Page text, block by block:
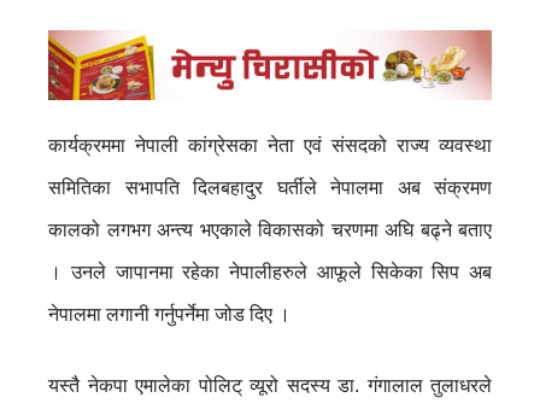
कार्यक्रममा नेपाली कांग्रेसका नेता एवं संसदको राज्य व्यवस्था
समितिका सभापति दिलबहादुर घर्तीले नेपालमा अब संक्रमण
कालको लगभग अन्त्य भएकाले विकासको चरणमा अघि बढ्ने बताए
। उनले जापानमा रहेका नेपालीहरुले आफूले सिकेका सिप अब
नेपालमा लगानी गर्नुपर्नेमा जोड दिए ।
यस्तै नेकपा एमालेका पोलिट् व्यूरो सदस्य डा. गंगालाल तुलाधरले